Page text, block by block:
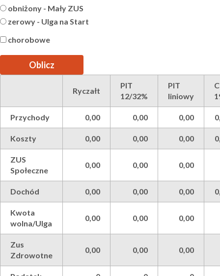
obniżony - Mały ZUS
zerowy - Ulga na Start
chorobowe
Ryczałt
PIT
12/32%
PIT
liniowy
Przychody 0,00 0,00 0,00
Koszty 0,00 0,00 0,00
ZUS
Społeczne
0,00 0,00 0,00
Dochód 0,00 0,00 0,00
Kwota
wolna/Ulga
0,00 0,00 0,00
Zus
Zdrowotne
0,00 0,00 0,00